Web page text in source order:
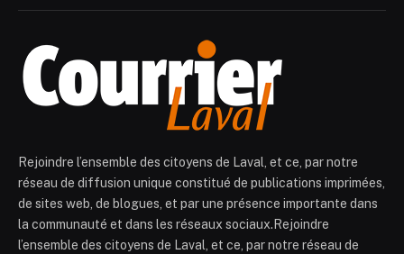
Rejoindre l’ensemble des citoyens de Laval, et ce, par notre
réseau de diffusion unique constitué de publications imprimées,
de sites web, de blogues, et par une présence importante dans
la communauté et dans les réseaux sociaux.Rejoindre
l’ensemble des citoyens de Laval, et ce, par notre réseau de